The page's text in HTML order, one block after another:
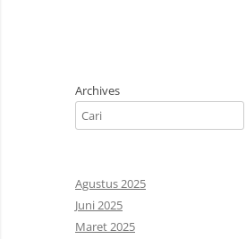
Archives
Agustus 2025
Juni 2025
Maret 2025